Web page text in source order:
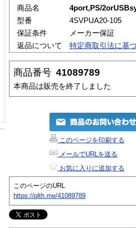
商品名
4port,PS/
型番
4SVPUA20-105
保証条件
メーカー保証
返品について
特定商取引法に基
商品番号 41089789
本商品は販売を終了しました
このページを印刷する
メールでURLを送る
お気に入りに追加する
このページのURL
https://plth.me/41089789